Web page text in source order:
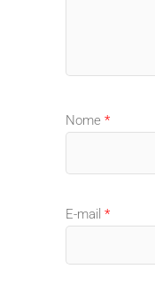
Nome *
E-mail *